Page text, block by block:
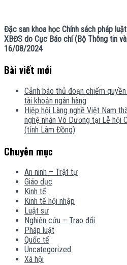
Đặc san khoa học Chính sách pháp
XBĐS do Cục Báo chí (Bộ Thông tin
16/08/2024
Bài viết mới
Cảnh báo thủ đoạn chiếm
tài khoản ngân hàng
Hiệp hội Làng nghề Việt Nam
nghệ nhân Võ Dương tại Lễ hội
(tỉnh Lâm Đồng)
Chuyên mục
An ninh – Trật tự
Giáo dục
Kinh tế
Kinh tế hội nhập
Luật sư
Nghiên cứu – Trao đổi
Pháp luật
Quốc tế
Uncategorized
Xã hội